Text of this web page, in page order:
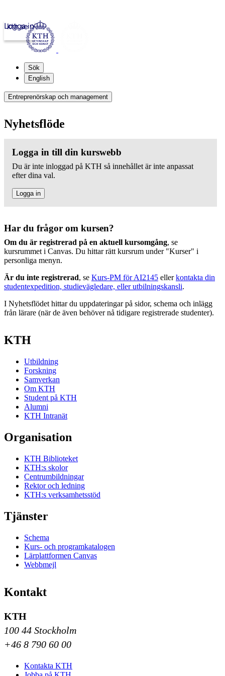
kth.se
Logga in
Sök
English
Entreprenörskap och management
Nyhetsflöde
Logga in till din kurswebb
Du är inte inloggad på KTH så innehållet är inte anpassat
efter dina val.
Logga in
Har du frågor om kursen?
Om du är registrerad på en aktuell kursomgång, se
kursrummet i Canvas. Du hittar rätt kursrum under "Kurser" i
personliga menyn.
Är du inte registrerad, se Kurs-PM för AI2145 ellerkontakta din
studentexpedition, studievägledare, eller utbilningskansli.
I Nyhetsflödet hittar du uppdateringar på sidor, schema och inlägg
från lärare (när de även behöver nå tidigare registrerade studenter).
KTH
Utbildning
Forskning
Samverkan
Om KTH
Student på KTH
Alumni
KTH Intranät
Organisation
KTH Biblioteket
KTH:s skolor
Centrumbildningar
Rektor och ledning
KTH:s verksamhetsstöd
Tjänster
Schema
Kurs- och programkatalogen
Lärplattformen Canvas
Webbmejl
Kontakt
KTH
100 44 Stockholm
+46 8 790 60 00
Kontakta KTH